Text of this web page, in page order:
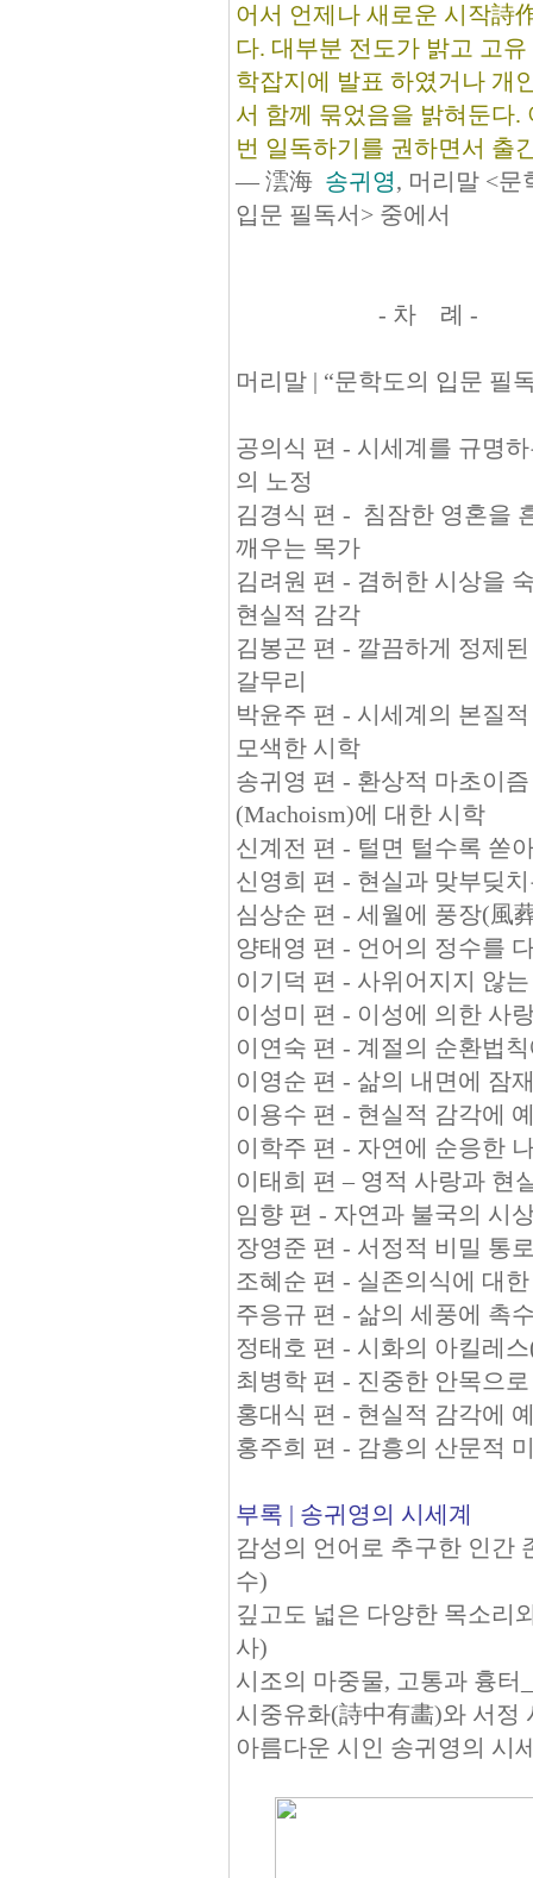
어서 언제나 새로운 시작詩
다. 대부분 전도가 밝고 고
학잡지에 발표 하였거나 개
서 함께 묶었음을 밝혀둔다
번 일독하기를 권하면서 출
― 澐海 송귀영, 머리말 <문
입문 필독서> 중에서
- 차 례 -
머리말 | “문학도의 입문 필
공의식 편 - 시세계를 규명
의 노정
김경식 편 - 침잠한 영혼을
깨우는 목가
김려원 편 - 겸허한 시상을
현실적 감각
김봉곤 편 - 깔끔하게 정제
갈무리
박윤주 편 - 시세계의 본질
모색한 시학
송귀영 편 - 환상적 마초이즘
(Machoism)에 대한 시학
신계전 편 - 털면 털수록 쏟
신영희 편 - 현실과 맞부딪
심상순 편 - 세월에 풍장(風
양태영 편 - 언어의 정수를
이기덕 편 - 사위어지지 않
이성미 편 - 이성에 의한 사
이연숙 편 - 계절의 순환법
이영순 편 - 삶의 내면에 잠
이용수 편 - 현실적 감각에
이학주 편 - 자연에 순응한
이태희 편 – 영적 사랑과 현
임향 편 - 자연과 불국의 시
장영준 편 - 서정적 비밀 통
조혜순 편 - 실존의식에 대
주응규 편 - 삶의 세풍에 촉
정태호 편 - 시화의 아킬레
최병학 편 - 진중한 안목으
홍대식 편 - 현실적 감각에
홍주희 편 - 감흥의 산문적
부록 | 송귀영의 시세계
감성의 언어로 추구한 인간
수)
깊고도 넓은 다양한 목소리
사)
시조의 마중물, 고통과 흉
시중유화(詩中有畵)와 서
아름다운 시인 송귀영의 시